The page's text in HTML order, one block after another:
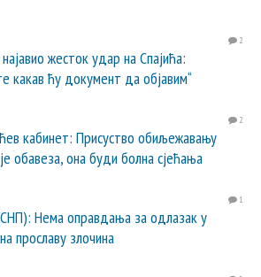
2
жесток удар на Спајића:
какав ћу документ да објавим“
2
кабинет: Присуство обиљежавању
обавеза, она буди болна сјећања
1
Нема оправдања за одлазак у
прославу злочина